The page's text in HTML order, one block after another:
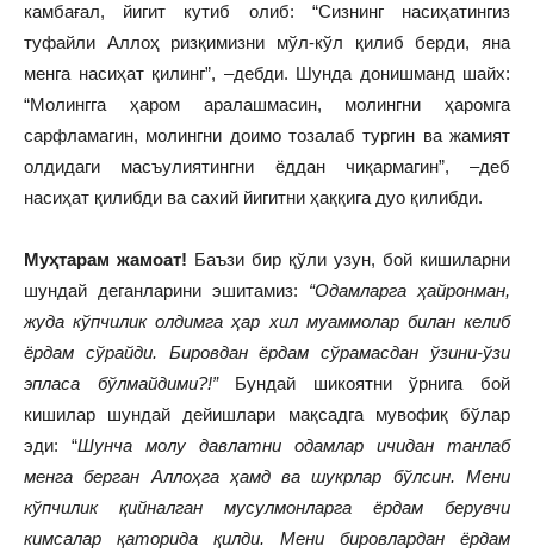
камбағал, йигит кутиб олиб: “Сизнинг насиҳатингиз
туфайли Аллоҳ ризқимизни мўл-кўл қилиб берди, яна
менга насиҳат қилинг”, –дебди. Шунда донишманд шайх:
“Молингга ҳаром аралашмасин, молингни ҳаромга
сарфламагин, молингни доимо тозалаб тургин ва жамият
олдидаги масъулиятингни ёддан чиқармагин”, –деб
насиҳат қилибди ва сахий йигитни ҳаққига дуо қилибди.
Муҳтарам жамоат! Баъзи бир қўли узун, бой кишиларни
шундай деганларини эшитамиз: “Одамларга ҳайронман,
жуда кўпчилик олдимга ҳар хил муаммолар билан келиб
ёрдам сўрайди. Бировдан ёрдам сўрамасдан ўзини-ўзи
эпласа бўлмайдими?!”Бундай шикоятни ўрнига бой
кишилар шундай дейишлари мақсадга мувофиқ бўлар
эди: “Шунча молу давлатни одамлар ичидан танлаб
менга берган Аллоҳга ҳамд ва шукрлар бўлсин. Мени
кўпчилик қийналган мусулмонларга ёрдам берувчи
кимсалар қаторида қилди. Мени бировлардан ёрдам